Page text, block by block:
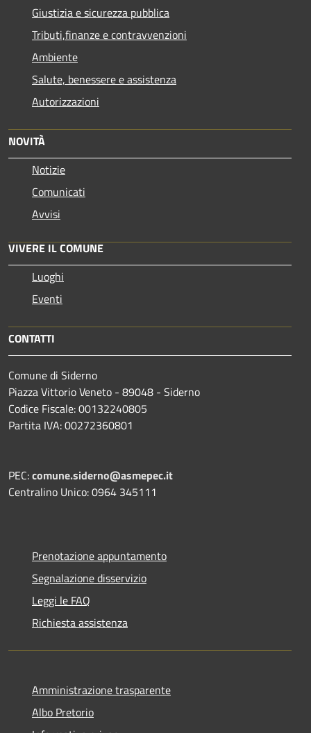
Giustizia e sicurezza pubblica
Tributi,finanze e contravvenzioni
Ambiente
Salute, benessere e assistenza
Autorizzazioni
NOVITÀ
Notizie
Comunicati
Avvisi
VIVERE IL COMUNE
Luoghi
Eventi
CONTATTI
Comune di Siderno
Piazza Vittorio Veneto - 89048 - Siderno
Codice Fiscale: 00132240805
Partita IVA: 00272360801
PEC:comune.siderno@asmepec.it
Centralino Unico: 0964 345111
Prenotazione appuntamento
Segnalazione disservizio
Leggi le FAQ
Richiesta assistenza
Amministrazione trasparente
Albo Pretorio